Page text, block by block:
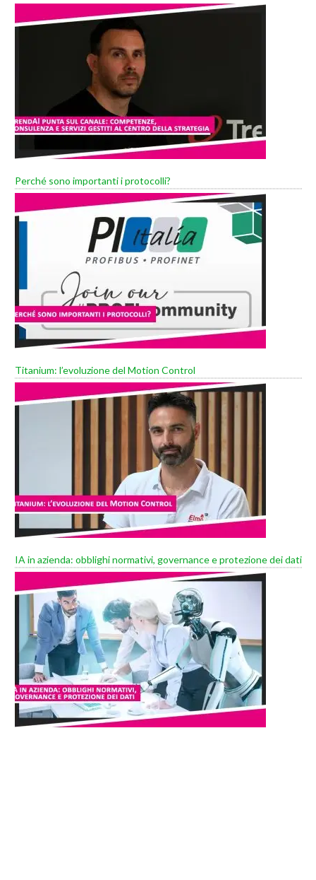
Perché sono importanti i protocolli?
Titanium: l’evoluzione del Motion Control
IA in azienda: obblighi normativi, governance e protezione dei dati